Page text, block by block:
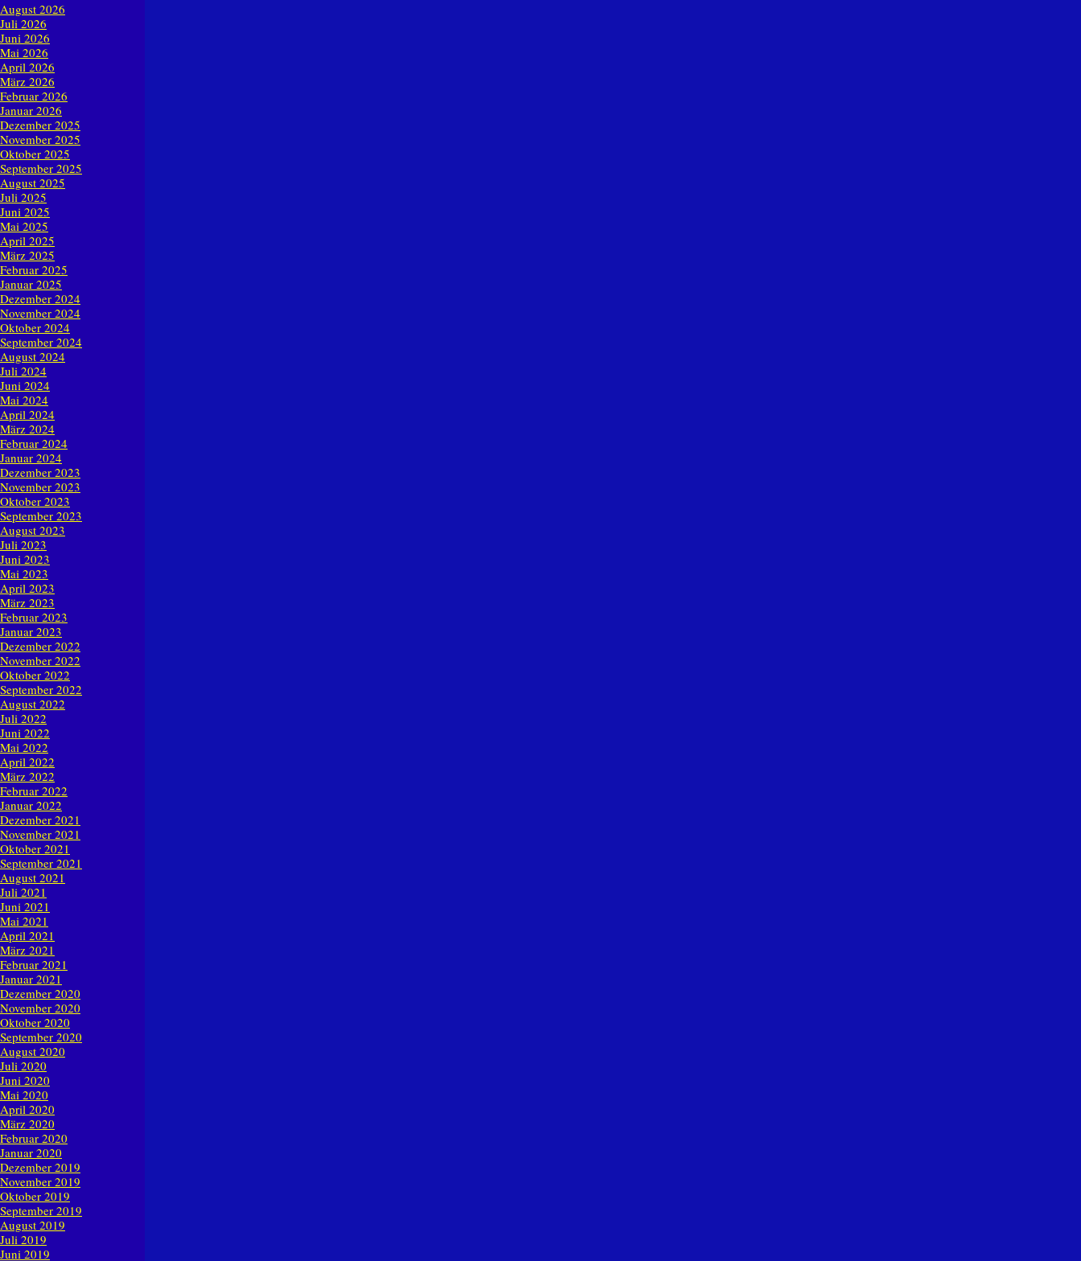
August 2026
Juli 2026
Juni 2026
Mai 2026
April 2026
März 2026
Februar 2026
Januar 2026
Dezember 2025
November 2025
Oktober 2025
September 2025
August 2025
Juli 2025
Juni 2025
Mai 2025
April 2025
März 2025
Februar 2025
Januar 2025
Dezember 2024
November 2024
Oktober 2024
September 2024
August 2024
Juli 2024
Juni 2024
Mai 2024
April 2024
März 2024
Februar 2024
Januar 2024
Dezember 2023
November 2023
Oktober 2023
September 2023
August 2023
Juli 2023
Juni 2023
Mai 2023
April 2023
März 2023
Februar 2023
Januar 2023
Dezember 2022
November 2022
Oktober 2022
September 2022
August 2022
Juli 2022
Juni 2022
Mai 2022
April 2022
März 2022
Februar 2022
Januar 2022
Dezember 2021
November 2021
Oktober 2021
September 2021
August 2021
Juli 2021
Juni 2021
Mai 2021
April 2021
März 2021
Februar 2021
Januar 2021
Dezember 2020
November 2020
Oktober 2020
September 2020
August 2020
Juli 2020
Juni 2020
Mai 2020
April 2020
März 2020
Februar 2020
Januar 2020
Dezember 2019
November 2019
Oktober 2019
September 2019
August 2019
Juli 2019
Juni 2019